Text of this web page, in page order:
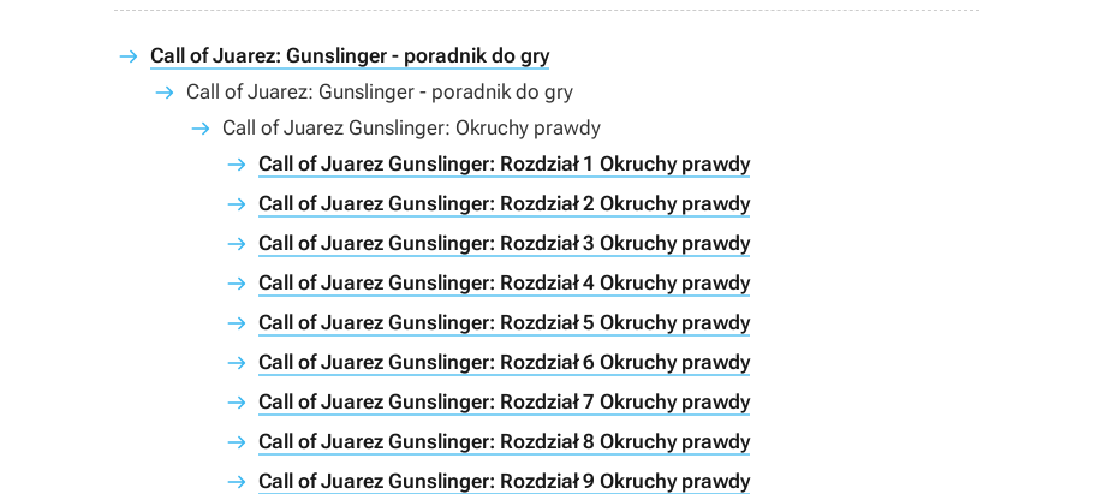
Call of Juarez: Gunslinger - poradnik do gry
Call of Juarez: Gunslinger - poradnik do gry
Call of Juarez Gunslinger: Okruchy prawdy
Call of Juarez Gunslinger: Rozdział 1 Okruchy prawdy
Call of Juarez Gunslinger: Rozdział 2 Okruchy prawdy
Call of Juarez Gunslinger: Rozdział 3 Okruchy prawdy
Call of Juarez Gunslinger: Rozdział 4 Okruchy prawdy
Call of Juarez Gunslinger: Rozdział 5 Okruchy prawdy
Call of Juarez Gunslinger: Rozdział 6 Okruchy prawdy
Call of Juarez Gunslinger: Rozdział 7 Okruchy prawdy
Call of Juarez Gunslinger: Rozdział 8 Okruchy prawdy
Call of Juarez Gunslinger: Rozdział 9 Okruchy prawdy